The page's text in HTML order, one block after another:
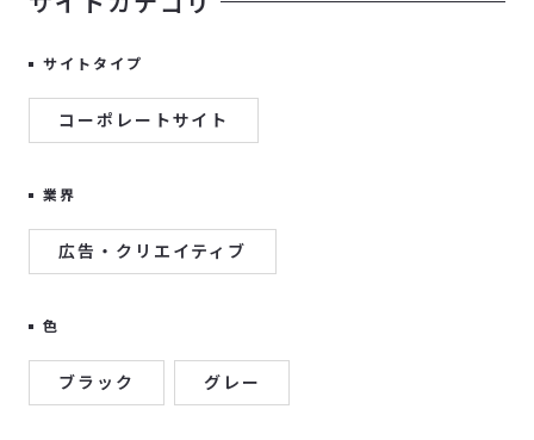
サイトタイプ
コーポレートサイト
業界
広告・クリエイティブ
色
ブラック グレー